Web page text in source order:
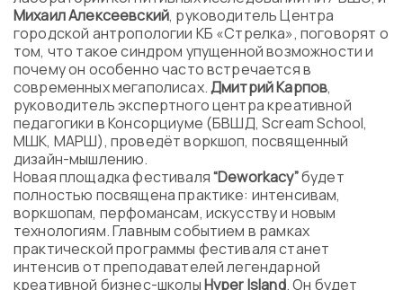
Михаил Алексеевский, руководитель Центра
городской антропологии КБ «Стрелка», поговорят о
том, что такое синдром упущенной возможности и
почему он особенно часто встречается в
современных мегаполисах.Дмитрий Карпов,
руководитель экспертного центра креативной
педагогики в Консорциуме (БВШД, Scream School,
МШК, МАРШ), проведёт воркшоп, посвященный
дизайн-мышлению.
Новая площадка фестиваля“Deworkacy”будет
полностью посвящена практике: интенсивам,
воркшопам, перфомансам, искусству и новым
технологиям. Главным событием в рамках
практической программы фестиваля станет
интенсив от преподавателей легендарной
креативной бизнес-школыHyper Island. Он будет